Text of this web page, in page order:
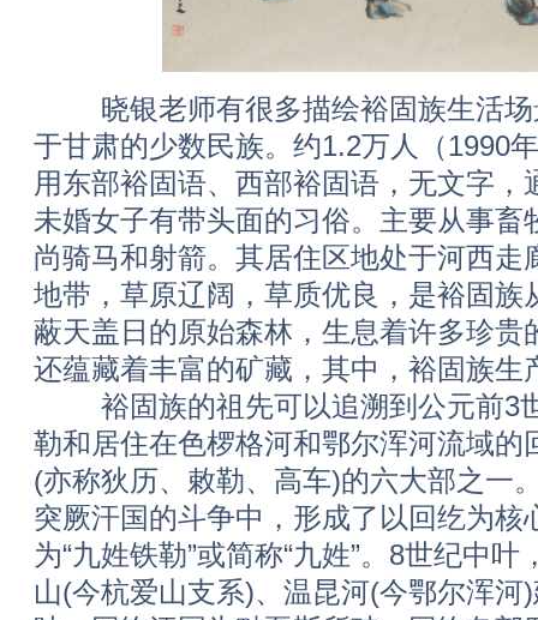
晓银老师有很多描绘裕固族生活场
于甘肃的少数民族。约1.2万人（1990
用东部裕固语、西部裕固语，无文字，
未婚女子有带头面的习俗。主要从事畜
尚骑马和射箭。其居住区地处于河西走
地带，草原辽阔，草质优良，是裕固族
蔽天盖日的原始森林，生息着许多珍贵
还蕴藏着丰富的矿藏，其中，裕固族生
裕固族的祖先可以追溯到公元前3
勒和居住在色椤格河和鄂尔浑河流域的
(亦称狄历、敕勒、高车)的六大部之一
突厥汗国的斗争中，形成了以回纥为核
为“九姓铁勒”或简称“九姓”。8世纪中
山(今杭爱山支系)、温昆河(今鄂尔浑河